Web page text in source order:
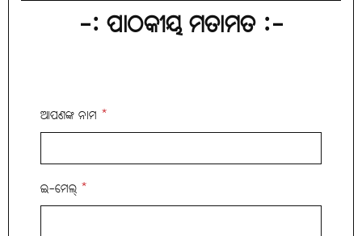
-: ପାଠକୀୟ ମତାମତ :-
ଆପଣଙ୍କ ନାମ *
ଇ-ମେଲ୍ *